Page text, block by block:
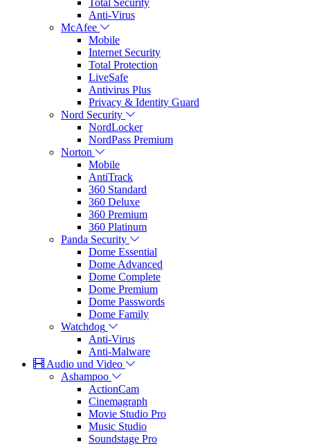
Anti-Virus
McAfee
Mobile
Internet Security
Total Protection
LiveSafe
Antivirus Plus
Privacy & Identity Guard
Nord Security
NordLocker
NordPass Premium
Norton
Mobile
AntiTrack
360 Standard
360 Deluxe
360 Premium
360 Platinum
Panda Security
Dome Essential
Dome Advanced
Dome Complete
Dome Premium
Dome Passwords
Dome Family
Watchdog
Anti-Virus
Anti-Malware
Audio und Video
Ashampoo
ActionCam
Cinemagraph
Movie Studio Pro
Music Studio
Soundstage Pro